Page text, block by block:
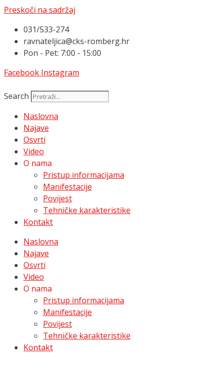
Preskoči na sadržaj
031/533-274
ravnateljica@cks-romberg.hr
Pon - Pet: 7:00 - 15:00
Facebook Instagram
Search
Naslovna
Najave
Osvrti
Video
O nama
Pristup informacijama
Manifestacije
Povijest
Tehničke karakteristike
Kontakt
Naslovna
Najave
Osvrti
Video
O nama
Pristup informacijama
Manifestacije
Povijest
Tehničke karakteristike
Kontakt